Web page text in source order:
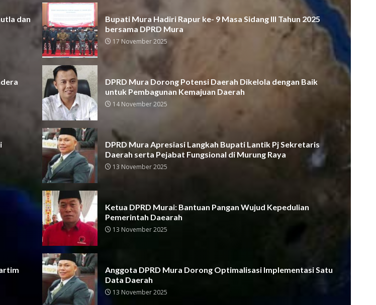
dan
Bupati Mura Hadiri Rapur ke- 9 Masa Sidang III Tahun 2025
bersama DPRD Mura
17 November 2025
DPRD Mura Dorong Potensi Daerah Dikelola dengan Baik
untuk Pembagunan Kemajuan Daerah
14 November 2025
DPRD Mura Apresiasi Langkah Bupati Lantik Pj Sekretaris
Daerah serta Pejabat Fungsional di Murung Raya
13 November 2025
Ketua DPRD Murai: Bantuan Pangan Wujud Kepedulian
Pemerintah Daearah
13 November 2025
Anggota DPRD Mura Dorong Optimalisasi Implementasi Satu
Data Daerah
13 November 2025